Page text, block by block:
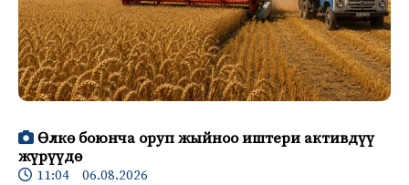
Өлкө боюнча оруп жыйноо иштери активдүү
жүрүүдө
11:04 06.08.2026